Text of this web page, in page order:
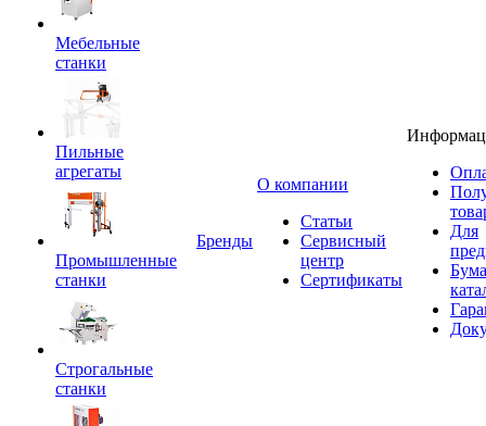
Мебельные
станки
Пильные
агрегаты
Промышленные
станки
Строгальные
станки
Бренды
O компании
Статьи
Сервисный
центр
Сертификаты
Для